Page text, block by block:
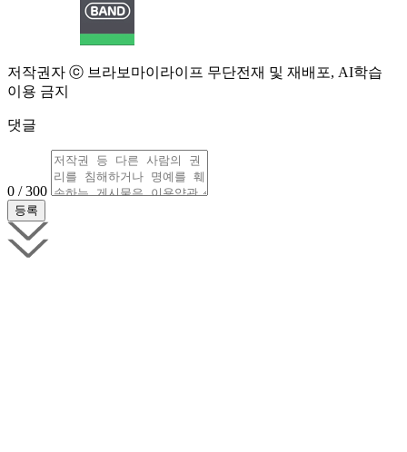
저작권자 ⓒ 브라보마이라이프 무단전재 및 재배포, AI학습
이용 금지
댓글
0 / 300